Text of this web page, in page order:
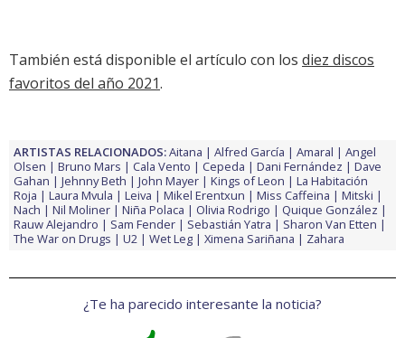
También está disponible el artículo con los diez discos
favoritos del año 2021.
ARTISTAS RELACIONADOS:Aitana Alfred García Amaral
Angel
Olsen
Bruno Mars Cala Vento Cepeda Dani Fernández
Dave
Gahan
Jehnny Beth John Mayer Kings of Leon
La Habitación
Roja
Laura Mvula Leiva Mikel Erentxun Miss Caffeina
Mitski
Nach
Nil Moliner Niña Polaca Olivia Rodrigo
Quique González
Rauw Alejandro
Sam Fender Sebastián Yatra
Sharon Van Etten
The War on Drugs
U2 Wet Leg Ximena Sariñana Zahara
¿Te ha parecido interesante la noticia?